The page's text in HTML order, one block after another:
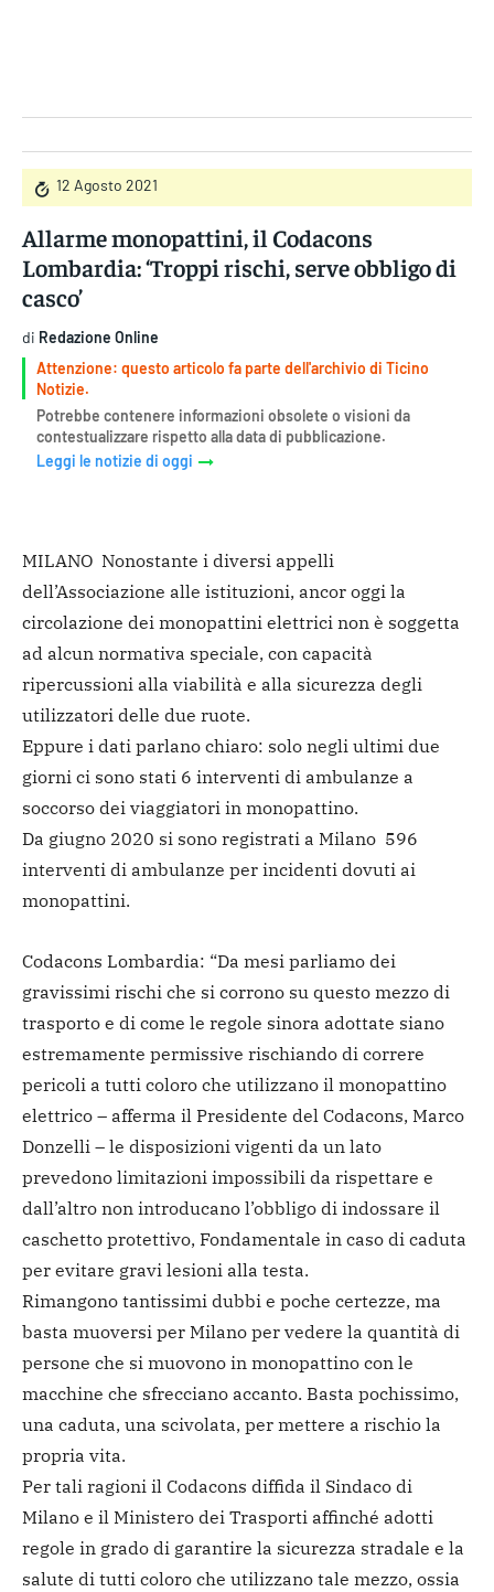
12 Agosto 2021
Allarme monopattini, il Codacons
Lombardia: ‘Troppi rischi, serve obbligo di
casco’
di Redazione Online
Attenzione: questo articolo fa parte dell'archivio di Ticino
Notizie.
Potrebbe contenere informazioni obsolete o visioni da
contestualizzare rispetto alla data di pubblicazione.
Leggi le notizie di oggi
MILANO Nonostante i diversi appelli
dell’Associazione alle istituzioni, ancor oggi la
circolazione dei monopattini elettrici non è soggetta
ad alcun normativa speciale, con capacità
ripercussioni alla viabilità e alla sicurezza degli
utilizzatori delle due ruote.
Eppure i dati parlano chiaro: solo negli ultimi due
giorni ci sono stati 6 interventi di ambulanze a
soccorso dei viaggiatori in monopattino.
Da giugno 2020 si sono registrati a Milano 596
interventi di ambulanze per incidenti dovuti ai
monopattini.
Codacons Lombardia: “Da mesi parliamo dei
gravissimi rischi che si corrono su questo mezzo di
trasporto e di come le regole sinora adottate siano
estremamente permissive rischiando di correre
pericoli a tutti coloro che utilizzano il monopattino
elettrico – afferma il Presidente del Codacons, Marco
Donzelli – le disposizioni vigenti da un lato
prevedono limitazioni impossibili da rispettare e
dall’altro non introducano l’obbligo di indossare il
caschetto protettivo, Fondamentale in caso di caduta
per evitare gravi lesioni alla testa.
Rimangono tantissimi dubbi e poche certezze, ma
basta muoversi per Milano per vedere la quantità di
persone che si muovono in monopattino con le
macchine che sfrecciano accanto. Basta pochissimo,
una caduta, una scivolata, per mettere a rischio la
propria vita.
Per tali ragioni il Codacons diffida il Sindaco di
Milano e il Ministero dei Trasporti affinché adotti
regole in grado di garantire la sicurezza stradale e la
salute di tutti coloro che utilizzano tale mezzo, ossia